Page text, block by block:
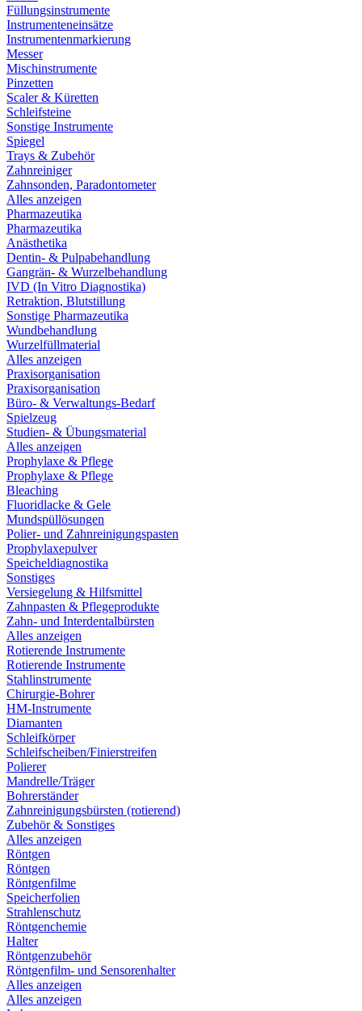
Füllungsinstrumente
Instrumenteneinsätze
Instrumentenmarkierung
Messer
Mischinstrumente
Pinzetten
Scaler & Küretten
Schleifsteine
Sonstige Instrumente
Spiegel
Trays & Zubehör
Zahnreiniger
Zahnsonden, Paradontometer
Alles anzeigen
Pharmazeutika
Pharmazeutika
Anästhetika
Dentin- & Pulpabehandlung
Gangrän- & Wurzelbehandlung
IVD (In Vitro Diagnostika)
Retraktion, Blutstillung
Sonstige Pharmazeutika
Wundbehandlung
Wurzelfüllmaterial
Alles anzeigen
Praxisorganisation
Praxisorganisation
Büro- & Verwaltungs-Bedarf
Spielzeug
Studien- & Übungsmaterial
Alles anzeigen
Prophylaxe & Pflege
Prophylaxe & Pflege
Bleaching
Fluoridlacke & Gele
Mundspüllösungen
Polier- und Zahnreinigungspasten
Prophylaxepulver
Speicheldiagnostika
Sonstiges
Versiegelung & Hilfsmittel
Zahnpasten & Pflegeprodukte
Zahn- und Interdentalbürsten
Alles anzeigen
Rotierende Instrumente
Rotierende Instrumente
Stahlinstrumente
Chirurgie-Bohrer
HM-Instrumente
Diamanten
Schleifkörper
Schleifscheiben/Finierstreifen
Polierer
Mandrelle/Träger
Bohrerständer
Zahnreinigungsbürsten (rotierend)
Zubehör & Sonstiges
Alles anzeigen
Röntgen
Röntgen
Röntgenfilme
Speicherfolien
Strahlenschutz
Röntgenchemie
Halter
Röntgenzubehör
Röntgenfilm- und Sensorenhalter
Alles anzeigen
Alles anzeigen